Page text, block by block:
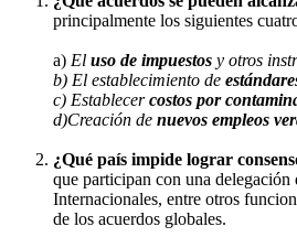
principalmente los siguientes
a) El uso de impuestos y otros
b) El establecimiento de
c) Establecercostos por
d)Creación de nuevos empleos
¿Qué país impide lograr
que participan con una
Internacionales, entre otros
de los acuerdos globales.